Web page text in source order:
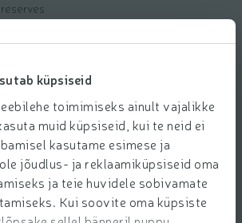
küpsiseid
toimimiseks ainult vajalikke
muid küpsiseid, kui te neid ei
kasutame esimese ja
jõudlus- ja reklaamiküpsiseid oma
ja teie huvidele sobivamate
Kui soovite oma küpsiste
preserves
Filter products
Show products 40
1 2 3